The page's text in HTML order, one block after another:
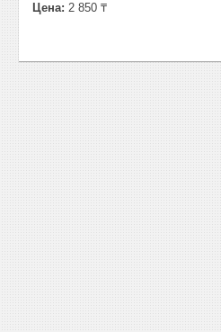
Цена: 2 850 ₸